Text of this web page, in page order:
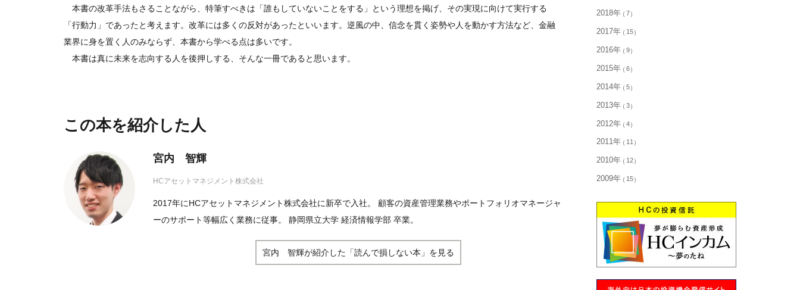
本書の改革手法もさることながら、特筆すべきは「誰もしていないことをする」という理想を掲げ、その実現に向けて実行する
「行動力」であったと考えます。改革には多くの反対があったといいます。逆風の中、信念を貫く姿勢や人を動かす方法など、金融
業界に身を置く人のみならず、本書から学べる点は多いです。
本書は真に未来を志向する人を後押しする、そんな一冊であると思います。
この本を紹介した人
宮内 智輝
HCアセットマネジメント株式会社
2017年にHCアセットマネジメント株式会社に新卒で入社。 顧客の資産管理業務やポートフォリオマネージャ
ーのサポート等幅広く業務に従事。 静岡県立大学 経済情報学部 卒業。
宮内 智輝が紹介した「読んで損しない本」を見る
2018年 7
2017年 15
2016年 9
2015年 6
2014年 5
2013年 3
2012年 4
2011年 11
2010年 12
2009年 15